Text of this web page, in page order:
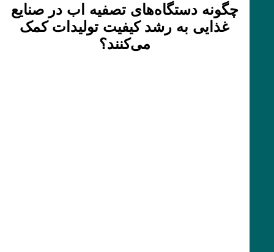
چگونه دستگاه‌های تصفیه اب در صنایع
غذایی به رشد کیفیت تولیدات کمک
می‌کنند؟